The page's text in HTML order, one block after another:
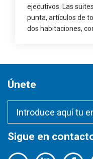
ejecutivos. Las
punta, artículos de
dos habitaciones,
Únete
Sigue en